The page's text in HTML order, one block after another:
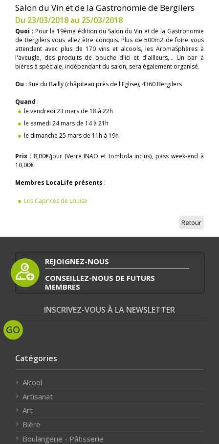
Salon du Vin et de la Gastronomie de Bergilers
Du 23/03/2018 au 25/03/2018
Quoi : Pour la 19ème édition du Salon du Vin et de la Gastronomie
de Bergilers vous allez être conquis. Plus de 500m2 de foire vous
attendent avec plus de 170 vins et alcools, les AromaSphères à
l'aveugle, des produits de bouche d'ici et d'ailleurs,... Un bar à
bières à spéciale, indépendant du salon, sera également organisé.
Ou : Rue du Bailly (châpiteau près de l'Eglise), 4360 Bergilers
Quand :
le vendredi 23 mars de 18 à 22h
le samedi 24 mars de 14 à 21h
le dimanche 25 mars de 11h à 19h
Prix : 8,00€/jour (Verre INAO et tombola inclus), pass week-end à
10,00€
Membres LocaLife présents :
Les Caprices de Louise
Retour
REJOIGNEZ-NOUS
CONSEILLEZ-NOUS DE FUTURS
MEMBRES
INSCRIVEZ-VOUS À LA NEWSLETTER
Catégories
Alcool
Artisanat
Art
Bière
Boulangerie - Pâtisserie